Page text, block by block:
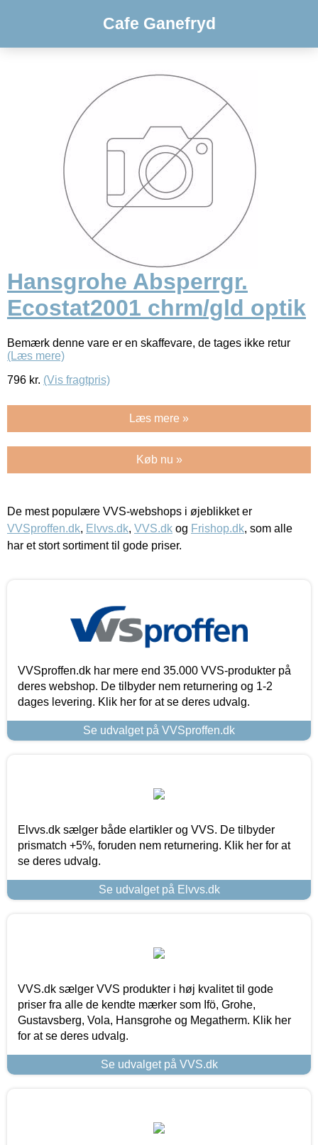
Cafe Ganefryd
Hansgrohe Absperrgr.
Ecostat2001 chrm/gld optik
Bemærk denne vare er en skaffevare, de tages ikke retur
(Læs mere)
796 kr. (Vis fragtpris)
Læs mere »
Køb nu »
De mest populære VVS-webshops i øjeblikket er
VVSproffen.dk, Elvvs.dk, VVS.dk og Frishop.dk, som alle
har et stort sortiment til gode priser.
VVSproffen.dk har mere end 35.000 VVS-produkter på
deres webshop. De tilbyder nem returnering og 1-2
dages levering. Klik her for at se deres udvalg.
Se udvalget på VVSproffen.dk
Elvvs.dk sælger både elartikler og VVS. De tilbyder
prismatch +5%, foruden nem returnering. Klik her for at
se deres udvalg.
Se udvalget på Elvvs.dk
VVS.dk sælger VVS produkter i høj kvalitet til gode
priser fra alle de kendte mærker som Ifö, Grohe,
Gustavsberg, Vola, Hansgrohe og Megatherm. Klik her
for at se deres udvalg.
Se udvalget på VVS.dk